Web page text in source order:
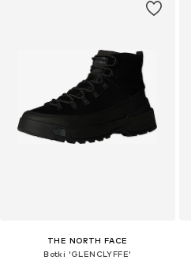
THE NORTH FACE
Botki 'GLENCLYFFE'